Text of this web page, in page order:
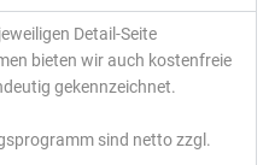
Detail-Seite
bieten wir auch kostenfreie
gekennzeichnet.
sind netto zzgl.